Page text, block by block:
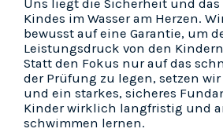
Uns liegt die Sicherheit und das
Kindes im Wasser am Herzen.
bewusst auf eine Garantie, um
Leistungsdruck von den
Statt den Fokus nur auf das
der Prüfung zu legen, setzen wir
und ein starkes, sicheres
Kinder wirklich langfristig und
schwimmen lernen.